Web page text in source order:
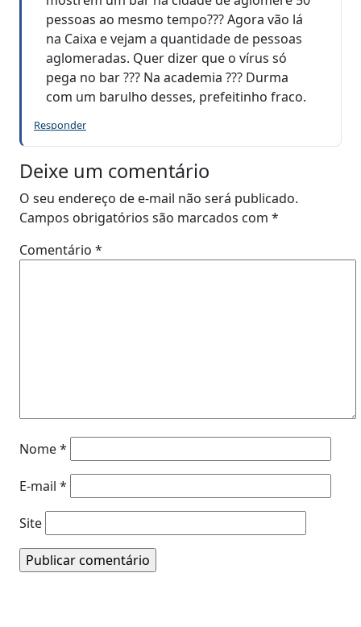
pessoas ao mesmo tempo??? Agora vão lá
na Caixa e vejam a quantidade de pessoas
aglomeradas. Quer dizer que o vírus só
pega no bar ??? Na academia ??? Durma
com um barulho desses, prefeitinho fraco.
Responder
Deixe um comentário
O seu endereço de e-mail não será publicado.
Campos obrigatórios são marcados com *
Comentário *
Nome*
E-mail *
Site